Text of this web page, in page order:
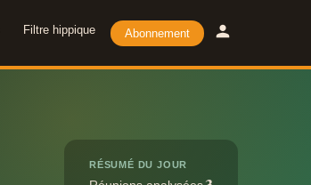
Filtre hippique Abonnement
RÉSUMÉ DU JOUR